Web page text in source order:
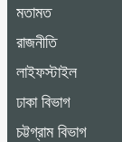
মতামত
রাজনীতি
লাইফস্টাইল
ঢাকা বিভাগ
চট্টগ্রাম বিভাগ